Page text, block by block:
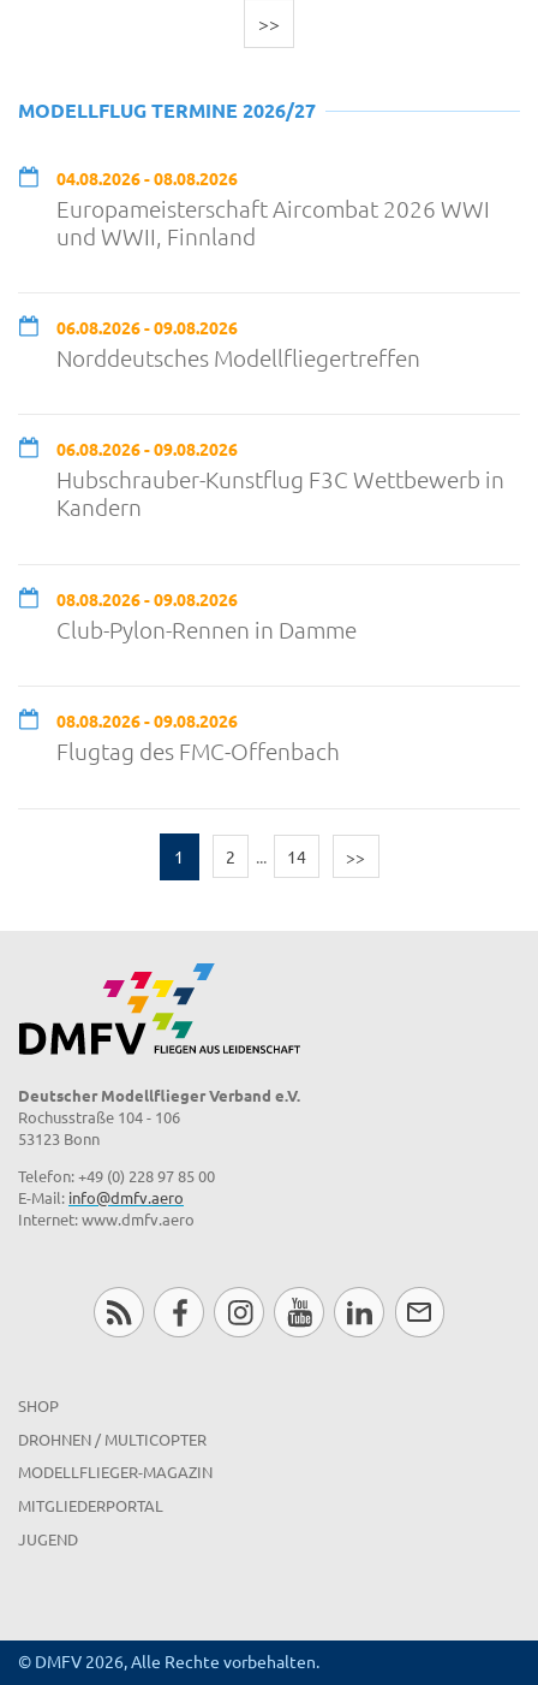
>>
MODELLFLUG TERMINE 2026/27
04.08.2026 - 08.08.2026
Europameisterschaft Aircombat 2026 WWI
und WWII, Finnland
06.08.2026 - 09.08.2026
Norddeutsches Modellfliegertreffen
06.08.2026 - 09.08.2026
Hubschrauber-Kunstflug F3C Wettbewerb in
Kandern
08.08.2026 - 09.08.2026
Club-Pylon-Rennen in Damme
08.08.2026 - 09.08.2026
Flugtag des FMC-Offenbach
1 2 ... 14 >>
Deutscher Modellflieger Verband e.V.
Rochusstraße 104 - 106
53123 Bonn
Telefon: +49 (0) 228 97 85 00
E-Mail: info@dmfv.aero
Internet: www.dmfv.aero
SHOP
DROHNEN / MULTICOPTER
MODELLFLIEGER-MAGAZIN
MITGLIEDERPORTAL
JUGEND
© DMFV 2026, Alle Rechte vorbehalten.